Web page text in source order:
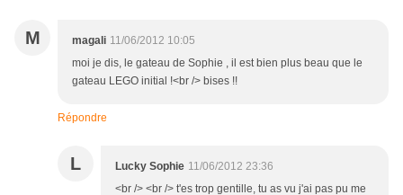
M magali 11/06/2012 10:05
moi je dis, le gateau de Sophie , il est bien plus beau que le
gateau LEGO initial !<br /> bises !!
Répondre
L Lucky Sophie 11/06/2012 23:36
<br /> <br /> t'es trop gentille, tu as vu j'ai pas pu me